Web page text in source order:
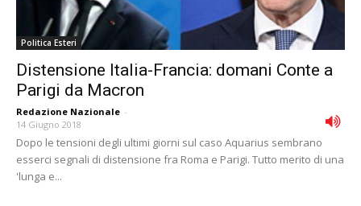
Politica Esteri
Distensione Italia-Francia: domani Conte a
Parigi da Macron
Redazione Nazionale -
14 Giugno 2018
Dopo le tensioni degli ultimi giorni sul caso Aquarius sembrano
esserci segnali di distensione fra Roma e Parigi. Tutto merito di una
'lunga e...